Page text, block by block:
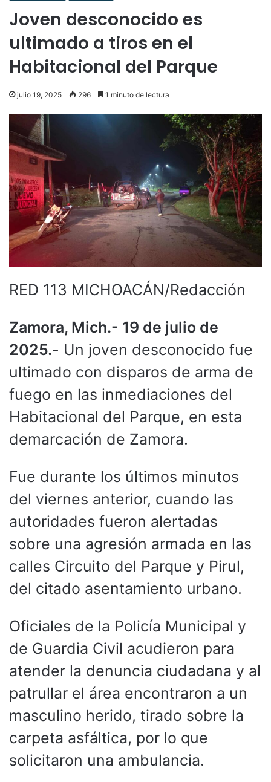
Joven desconocido es
ultimado a tiros en el
Habitacional del Parque
julio 19, 2025 296 1 minuto de lectura
RED 113 MICHOACÁN/Redacción
Zamora, Mich.- 19 de julio de
2025.- Un joven desconocido fue
ultimado con disparos de arma de
fuego en las inmediaciones del
Habitacional del Parque, en esta
demarcación de Zamora.
Fue durante los últimos minutos
del viernes anterior, cuando las
autoridades fueron alertadas
sobre una agresión armada en las
calles Circuito del Parque y Pirul,
del citado asentamiento urbano.
Oficiales de la Policía Municipal y
de Guardia Civil acudieron para
atender la denuncia ciudadana y al
patrullar el área encontraron a un
masculino herido, tirado sobre la
carpeta asfáltica, por lo que
solicitaron una ambulancia.